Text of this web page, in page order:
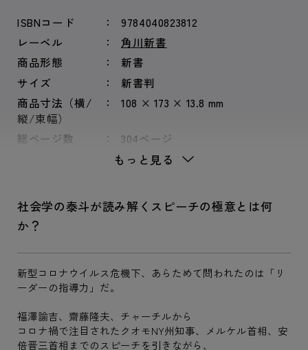
ISBNコード
9784040823812
レーベル
角川新書
商品形態
新書
サイズ
新書判
商品寸法（横/
縦/束幅）
108 × 173 × 13.8 mm
総ページ数 304ページ
もっと見る
社会学の泰斗が読み解くスピーチの極意とは何
か？
新型コロナウイルス危機下、あらためて問われたのは「リ
ーダーの指導力」だ。
福澤諭吉、齋藤隆夫、チャーチルから
コロナ禍で注目されたクオモNY州知事、メルケル首相、安
倍晋三首相までのスピーチを引きながら、